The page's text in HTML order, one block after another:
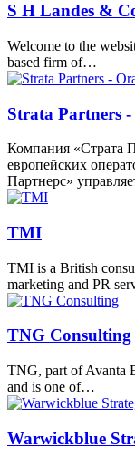
S H Landes &
Welcome to the
based firm of…
Strata Partners
Компания «Страта
европейских
Партнерс»
TMI
TMI is a British
marketing and PR
TNG Consulting
TNG, part of Avanta
and is one of…
Warwickblue